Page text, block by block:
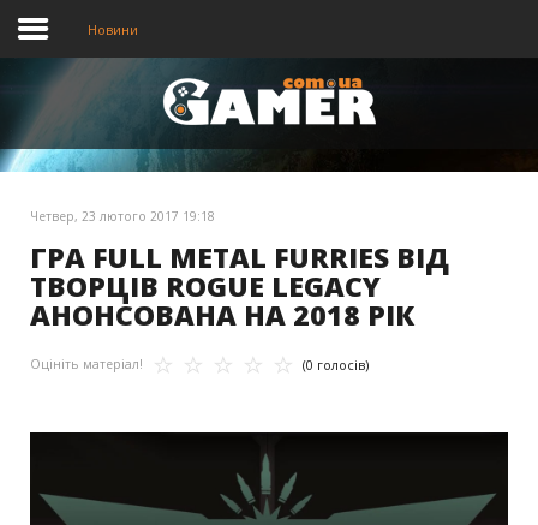
Головна
Відео
Новини
Четвер, 23 лютого 2017 19:18
ГРА FULL METAL FURRIES ВІД
ТВОРЦІВ ROGUE LEGACY
АНОНСОВАНА НА 2018 РІК
Оцініть матеріал! (0 голосів)